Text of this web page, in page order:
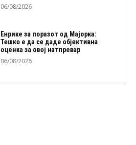
06/08/2026
Енрике за поразот од Мајорка:
Тешко е да се даде објективна
оценка за овој натпревар
06/08/2026